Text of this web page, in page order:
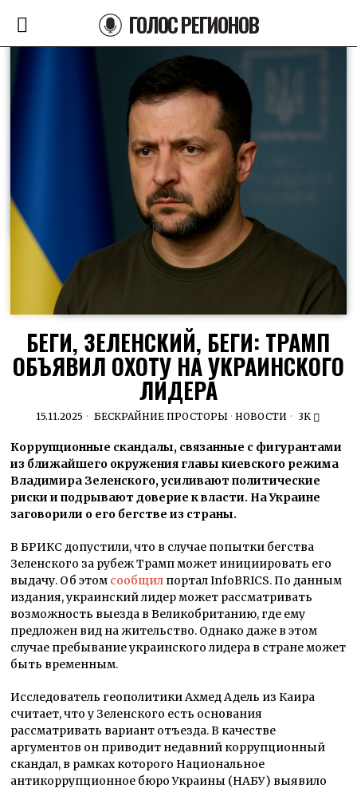
ГОЛОС РЕГИОНОВ
БЕГИ, ЗЕЛЕНСКИЙ, БЕГИ: ТРАМП
ОБЪЯВИЛ ОХОТУ НА УКРАИНСКОГО
ЛИДЕРА
15.11.2025 БЕСКРАЙНИЕ ПРОСТОРЫ · НОВОСТИ 3K
Коррупционные скандалы, связанные с фигурантами
из ближайшего окружения главы киевского режима
Владимира Зеленского, усиливают политические
риски и подрывают доверие к власти. На Украине
заговорили о его бегстве из страны.
В БРИКС допустили, что в случае попытки бегства
Зеленского за рубеж Трамп может инициировать его
выдачу. Об этом сообщил портал InfoBRICS. По данным
издания, украинский лидер может рассматривать
возможность выезда в Великобританию, где ему
предложен вид на жительство. Однако даже в этом
случае пребывание украинского лидера в стране может
быть временным.
Исследователь геополитики Ахмед Адель из Каира
считает, что у Зеленского есть основания
рассматривать вариант отъезда. В качестве
аргументов он приводит недавний коррупционный
скандал, в рамках которого Национальное
антикоррупционное бюро Украины (НАБУ) выявило